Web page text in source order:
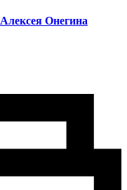
Алексея Онегина